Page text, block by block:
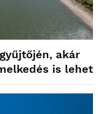
akár
is lehet